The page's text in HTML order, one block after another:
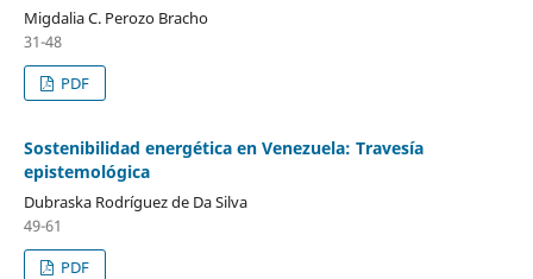
Migdalia C. Perozo Bracho
31-48
PDF
Sostenibilidad energética en Venezuela: Travesía
epistemológica
Dubraska Rodríguez de Da Silva
49-61
PDF